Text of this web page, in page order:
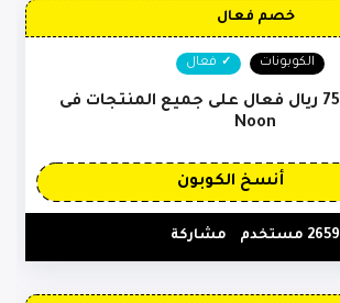
خصم فعال
الكوبونات فعال
كود خصم نون 75 ريال فعال على جميع المنتجات فى
Noon
أنسخ الكوبون
2659 مستخدم مشاركة